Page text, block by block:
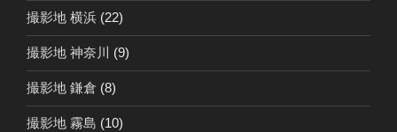
撮影地 横浜 (22)
撮影地 神奈川 (9)
撮影地 鎌倉 (8)
撮影地 霧島 (10)